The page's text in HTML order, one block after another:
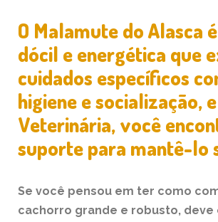
O Malamute do Alasca
dócil e energética que
cuidados específicos
higiene e socialização,
Veterinária, você
suporte para mantê-lo
Se você pensou em ter como
cachorro grande e robusto, deve